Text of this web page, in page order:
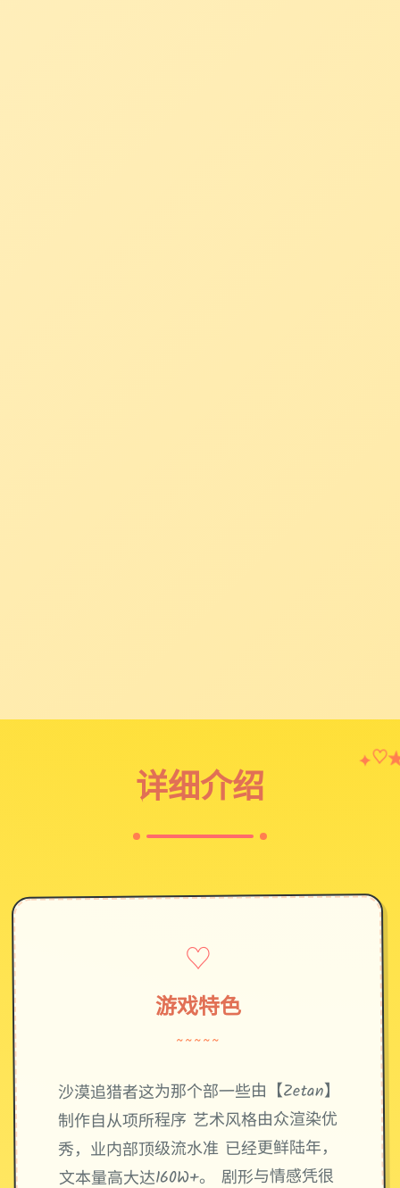
详细介绍
✦♡
♡
游戏特色
~~~~~
沙漠追猎者这为那个部一些由【Zetan】
制作自从项所程序 艺术风格由众渲染优
秀，业内部顶级流水准 已经更鲜陆年，
文本量高大达160W+。 剧形与情感凭很